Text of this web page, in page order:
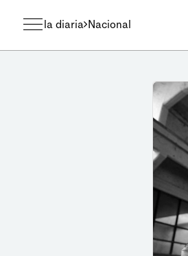
la diaria Nacional